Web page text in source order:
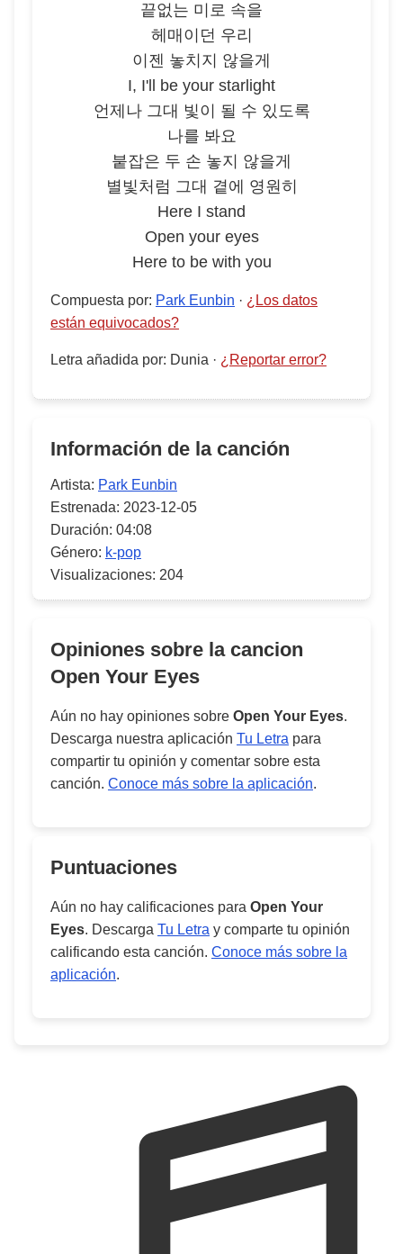
끝없는 미로 속을
헤매이던 우리
이젠 놓치지 않을게
I, I'll be your starlight
언제나 그대 빛이 될 수 있도록
나를 봐요
붙잡은 두 손 놓지 않을게
별빛처럼 그대 곁에 영원히
Here I stand
Open your eyes
Here to be with you
Compuesta por: Park Eunbin · ¿Los datos
están equivocados?
Letra añadida por: Dunia · ¿Reportar error?
Información de la canción
Artista: Park Eunbin
Estrenada: 2023-12-05
Duración: 04:08
Género: k-pop
Visualizaciones: 204
Opiniones sobre la cancion
Open Your Eyes
Aún no hay opiniones sobre Open Your Eyes.
Descarga nuestra aplicación Tu Letra para
compartir tu opinión y comentar sobre esta
canción. Conoce más sobre la aplicación.
Puntuaciones
Aún no hay calificaciones para Open Your
Eyes. Descarga Tu Letra y comparte tu opinión
calificando esta canción. Conoce más sobre la
aplicación.